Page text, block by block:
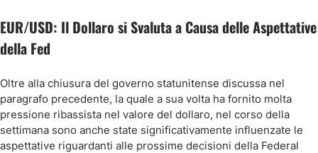
EUR/USD: Il Dollaro si Svaluta a Causa delle Aspettative
della Fed
Oltre alla chiusura del governo statunitense discussa nel
paragrafo precedente, la quale a sua volta ha fornito molta
pressione ribassista nel valore del dollaro, nel corso della
settimana sono anche state significativamente influenzate le
aspettative riguardanti alle prossime decisioni della Federal